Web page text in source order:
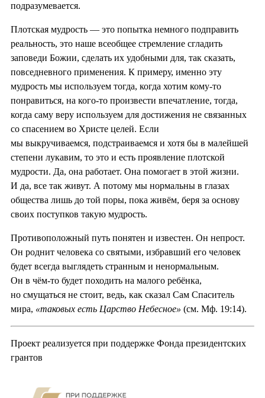
подразумевается.
Плотская мудрость — это попытка немного подправить
реальность, это наше всеобщее стремление сгладить
заповеди Божии, сделать их удобными для, так сказать,
повседневного применения. К примеру, именно эту
мудрость мы используем тогда, когда хотим кому-то
понравиться, на кого-то произвести впечатление, тогда,
когда саму веру используем для достижения не связанных
со спасением во Христе целей. Если
мы выкручиваемся, подстраиваемся и хотя бы в малейшей
степени лукавим, то это и есть проявление плотской
мудрости. Да, она работает. Она помогает в этой жизни.
И да, все так живут. А потому мы нормальны в глазах
общества лишь до той поры, пока живём, беря за основу
своих поступков такую мудрость.
Противоположный путь понятен и известен. Он непрост.
Он роднит человека со святыми, избравший его человек
будет всегда выглядеть странным и ненормальным.
Он в чём-то будет походить на малого ребёнка,
но смущаться не стоит, ведь, как сказал Сам Спаситель
мира, «таковых есть Царство Небесное» (см. Мф. 19:14).
Проект реализуется при поддержке Фонда президентских
грантов